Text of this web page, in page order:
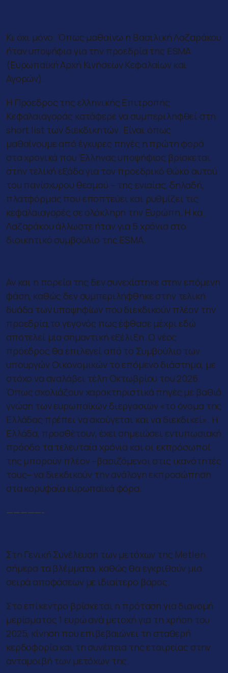
Κι όχι μόνο. Όπως μαθαίνω η Βασιλική Λαζαράκου
ήταν υποψήφια για την προεδρία της ESMA
(Ευρωπαϊκή Αρχή Κινήσεων Κεφαλαίων και
Αγορών).
Η Πρόεδρος της ελληνικής Επιτροπής
Κεφαλαιαγοράς κατάφερε να συμπεριληφθεί στη
short list των διεκδικητών. Είναι όπως
μαθαίνουμε από έγκυρες πηγές η πρώτη φορά
στα χρονικά που Έλληνας υποψήφιος βρίσκεται
στην τελική εξάδα για τον προεδρικό θώκο αυτού
του πανίσχυρου θεσμού – της ενιαίας, δηλαδή,
πλατφόρμας που εποπτεύει και ρυθμίζει τις
κεφαλαιαγορές σε ολόκληρη την Ευρώπη. Η κα.
Λαζαράκου άλλωστε ήταν για 5 χρόνια στο
διοικητικό συμβούλιο της ESMA.
Αν και η πορεία της δεν συνεχίστηκε στην επόμενη
φάση, καθώς δεν συμπεριλήφθηκε στην τελική
δυάδα των υποψηφίων που διεκδικούν πλέον την
προεδρία,το γεγονός πως έφθασε μέχρι εδώ
αποτελεί μια σημαντική εξέλιξη. Ο νέος
πρόεδρος θα επιλεγεί από το Συμβούλιο των
υπουργών Οικονομικών το επόμενο διάστημα, με
στόχο να αναλάβει τέλη Οκτωβρίου του 2026.
Όπως σχολιάζουν χαρακτηριστικά πηγές με βαθιά
γνώση των ευρωπαϊκών διεργασιών «το όνομα της
Ελλάδας πρέπει να ακούγεται και να διεκδικεί». Η
Ελλάδα, προσθέτουν, έχει σημειώσει εντυπωσιακή
πρόοδο τα τελευταία χρόνια και οι εκπρόσωποί
της μπορούν πλέον –βασιζόμενοι στις ικανότητές
τους– να διεκδικούν την ανάλογη εκπροσώπηση
στα κορυφαία ευρωπαϊκά φόρα.
—————-
Στη Γενική Συνέλευση των μετόχων της Metlen
σήμερα τα βλέμματα, καθώς θα εγκριθούν μια
σειρά αποφάσεων με ιδιαίτερο βάρος.
Στο επίκεντρο βρίσκεται η πρόταση για διανομή
μερίσματος 1 ευρώ ανά μετοχή για τη χρήση του
2025, κίνηση που επιβεβαιώνει τη σταθερή
κερδοφορία και τη συνέπεια της εταιρείας στην
ανταμοιβή των μετόχων της.